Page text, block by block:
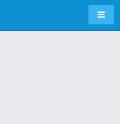
导航